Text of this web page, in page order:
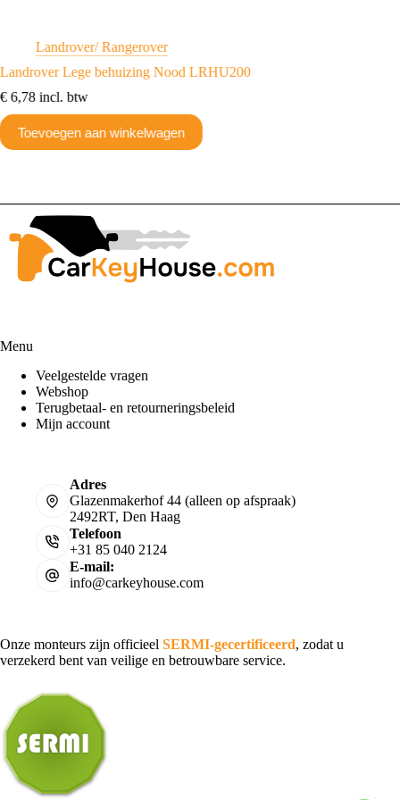
Landrover/ Rangerover
Landrover Lege behuizing Nood LRHU200
€ 6,78 incl. btw
Toevoegen aan winkelwagen
Menu
Veelgestelde vragen
Webshop
Terugbetaal- en retourneringsbeleid
Mijn account
Adres
Glazenmakerhof 44 (alleen op afspraak)
2492RT, Den Haag
Telefoon
+31 85 040 2124
E-mail:
info@carkeyhouse.com
Onze monteurs zijn officieel SERMI-gecertificeerd, zodat u
verzekerd bent van veilige en betrouwbare service.